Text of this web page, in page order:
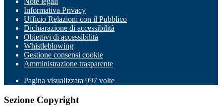
Informativa Privacy
Ufficio Relazioni con il Pubblico
Dichiarazione di accessibilità
Obiettivi di accessibilità
Whistleblowing
Gestione consensi cookie
Amministrazione trasparente
Pagina visualizzata 997 volte
Sezione Copyright